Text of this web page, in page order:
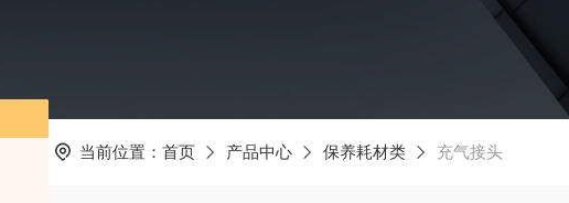
当前位置： 首页 产品中心 保养耗材类 充气接头